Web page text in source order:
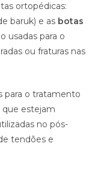
ortopédicas:
baruk) e as botas
usadas para o
ou fraturas nas
para o tratamento
que estejam
no pós-
tendões e